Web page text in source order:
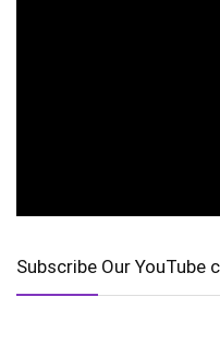
Subscribe Our YouTube